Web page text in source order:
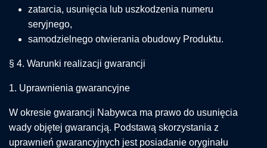
zatarcia, usunięcia lub uszkodzenia numeru
seryjnego,
samodzielnego otwierania obudowy Produktu.
§ 4. Warunki realizacji gwarancji
1. Uprawnienia gwarancyjne
W okresie gwarancji Nabywca ma prawo do usunięcia
wady objętej gwarancją. Podstawą skorzystania z
uprawnień gwarancyjnych jest posiadanie oryginału